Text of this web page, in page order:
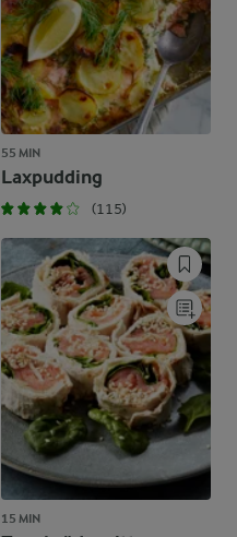
55 MIN
Laxpudding
(115)
15 MIN